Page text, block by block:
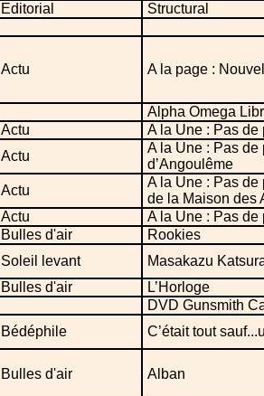
Editorial
Structural
Actu A la page :
Alpha Omega
Actu
A la Une : Pas de
Actu
A la Une : Pas de
d’Angoulême
Actu
A la Une : Pas
de la Maison des
Actu
A la Une : Pas de
Bulles d'air
Rookies
Soleil levant
Masakazu
Bulles d'air
L’Horloge
DVD Gunsmith
Bédéphile C’était tout
Bulles d'air Alban